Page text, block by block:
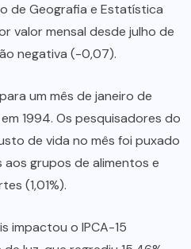
de Geografia e Estatística
valor mensal desde julho de
negativa (-0,07).
um mês de janeiro de
1994. Os pesquisadores do
de vida no mês foi puxado
grupos de alimentos e
(1,01%).
impactou o IPCA-15